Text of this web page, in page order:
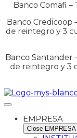
Banco Comafi –
Banco Credicoop
de reintegro y 3
Banco Santander
de reintegro y 3
EMPRESA
Close EMPRESA